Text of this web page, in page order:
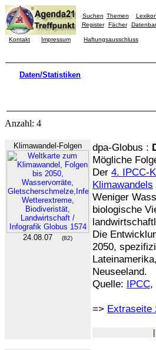
Suchen Themen
Lexikon
Register
Fächer
Kontakt Impressum Haftungsausschluss
Daten/Statistiken
Anzahl: 4
Klimawandel-Folgen
24.08.07 (82)
dpa-Globus :
Mögliche
Der 4. IPCC-
Klimawandels
Weniger
biologische
Die
2050,
Neuseeland.
Quelle: IPCC,
=> Extraseite